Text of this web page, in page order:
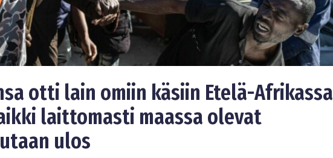
otti lain omiin käsiin Etelä-Afrikassa
laittomasti maassa olevat
ulos